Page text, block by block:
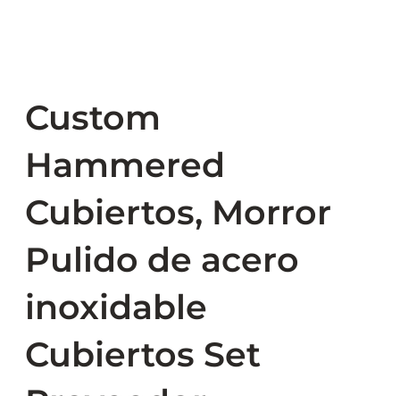
Custom
Hammered
Cubiertos, Morror
Pulido de acero
inoxidable
Cubiertos Set